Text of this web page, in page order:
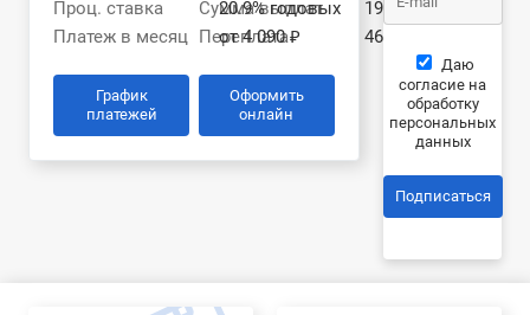
Проц. ставка
20.9% годовых
Платеж в месяц
от 4 090 ₽
Сумма выплат
191 716 ₽
Переплата
46 716 ₽
График
платежей
Оформить
онлайн
Даю
согласие на
обработку
персональных
данных
Подписаться